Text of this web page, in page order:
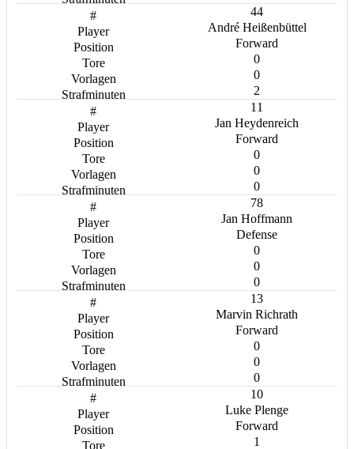
44
André Heißenbüttel
Forward
0
0
2
11
Jan Heydenreich
Forward
0
0
0
78
Jan Hoffmann
Defense
0
0
0
13
Marvin Richrath
Forward
0
0
0
10
Luke Plenge
Forward
1